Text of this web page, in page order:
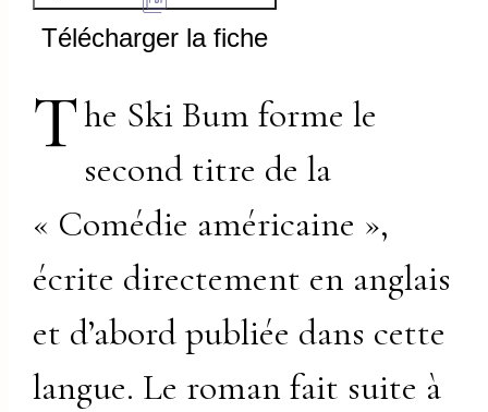
Télécharger la fiche
The Ski Bum forme le
second titre de la
« Comédie américaine »,
écrite directement en anglais
et d’abord publiée dans cette
langue. Le roman fait suite à